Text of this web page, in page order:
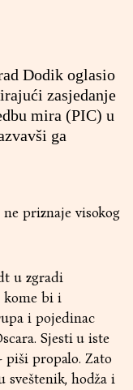
Dodik oglasio
zasjedanje
mira (PIC) u
ga
priznaje visokog
u zgradi
kome bi i
i pojedinac
Sjesti u iste
propalo. Zato
hodža i